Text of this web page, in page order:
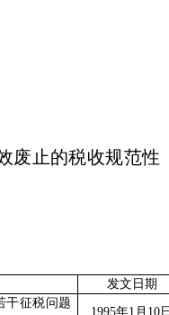
收规范性
发文日期
干征税问题
1995年1 月 10